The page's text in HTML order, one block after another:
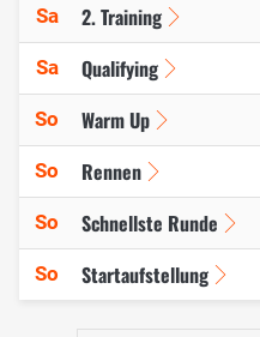
Sa 2. Training
Sa Qualifying
So Warm Up
So Rennen
So Schnellste Runde
So Startaufstellung